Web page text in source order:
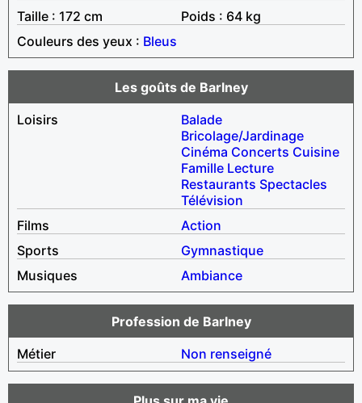
Taille : 172 cm
Poids : 64 kg
Couleurs des yeux : Bleus
Les goûts de Barlney
Loisirs
Balade
Bricolage/Jardinage
Cinéma Concerts Cuisine
Famille Lecture
Restaurants Spectacles
Télévision
Films
Action
Sports
Gymnastique
Musiques
Ambiance
Profession de Barlney
Métier
Non renseigné